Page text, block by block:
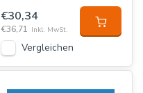
€30,34
€36,71 Inkl. MwSt.
Vergleichen